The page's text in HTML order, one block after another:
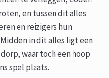
en tussen dit alles
en reizigers hun
in dit alles ligt een
waar toch een hoop
spel plaats.